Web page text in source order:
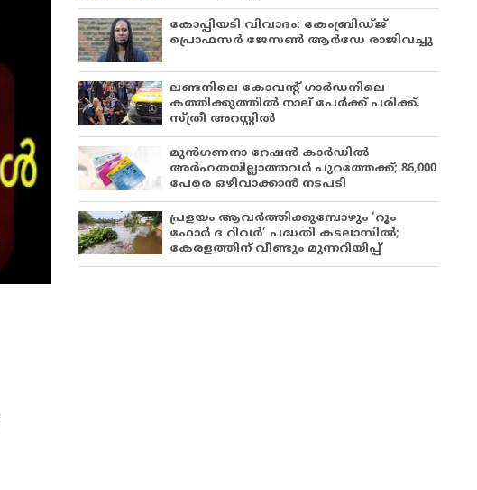
കോപ്പിയടി വിവാദം: കേംബ്രിഡ്ജ്
പ്രൊഫസർ ജേസൺ ആർഡേ രാജിവച്ചു
ലണ്ടനിലെ കോവന്റ് ഗാർഡനിലെ
കത്തിക്കുത്തിൽ നാല് പേർക്ക് പരിക്ക്.
സ്ത്രീ അറസ്റ്റിൽ
മുൻഗണനാ റേഷൻ കാർഡിൽ
അർഹതയില്ലാത്തവർ പുറത്തേക്ക്; 86,000
പേരെ ഒഴിവാക്കാൻ നടപടി
പ്രളയം ആവർത്തിക്കുമ്പോഴും ‘റൂം
ഫോർ ദ റിവർ’ പദ്ധതി കടലാസിൽ;
കേരളത്തിന് വീണ്ടും മുന്നറിയിപ്പ്